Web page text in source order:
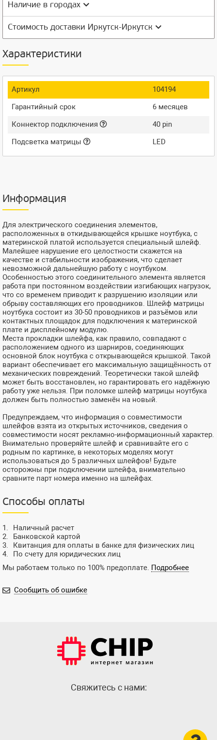
Наличие в городах
Стоимость доставки Иркутск-Иркутск
Характеристики
Артикул
104194
Гарантийный срок
6 месяцев
Коннектор подключения
40 pin
Подсветка матрицы
LED
Информация
Для электрического соединения элементов,
расположенных в откидывающейся крышке ноутбука, с
материнской платой используется специальный шлейф.
Малейшее нарушение его целостности скажется на
качестве и стабильности изображения, что сделает
невозможной дальнейшую работу с ноутбуком.
Особенностью этого соединительного элемента является
работа при постоянном воздействии изгибающих нагрузок,
что со временем приводит к разрушению изоляции или
обрыву составляющих его проводников. Шлейф матрицы
ноутбука состоит из 30-50 проводников и разъёмов или
контактных площадок для подключения к материнской
плате и дисплейному модулю.
Места прокладки шлейфа, как правило, совпадают с
расположением одного из шарниров, соединяющих
основной блок ноутбука с открывающейся крышкой. Такой
вариант обеспечивает его максимальную защищённость от
механических повреждений. Теоретически такой шлейф
может быть восстановлен, но гарантировать его надёжную
работу уже нельзя. При поломке шлейф матрицы ноутбука
должен быть полностью заменён на новый.
Предупреждаем, что информация о совместимости
шлейфов взята из открытых источников, сведения о
совместимости носят рекламно-информационный характер.
Внимательно проверяйте шлейф и сравнивайте его с
родным по картинке, в некоторых моделях могут
использоваться до 5 различных шлейфов! Будьте
осторожны при подключении шлейфа, внимательно
сравните парт номера именно на шлейфах.
Способы оплаты
Наличный расчет
Банковской картой
Квитанция для оплаты в банке для физических лиц
По счету для юридических лиц
Мы работаем только по 100% предоплате. Подробнее
Сообщить об ошибке
Cвяжитесь с нами: